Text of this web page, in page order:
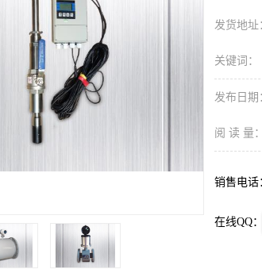
发货地址
关键词：
发布日期
阅 读 量：
销售电话
在线QQ：